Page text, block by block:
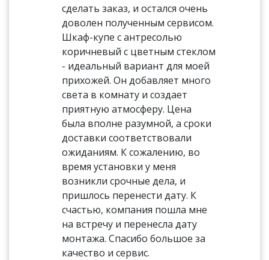
сделать заказ, и остался очень
доволен полученным сервисом.
Шкаф-купе с антресолью
коричневый с цветным стеклом
- идеальный вариант для моей
прихожей. Он добавляет много
света в комнату и создает
приятную атмосферу. Цена
была вполне разумной, а сроки
доставки соответствовали
ожиданиям. К сожалению, во
время установки у меня
возникли срочные дела, и
пришлось перенести дату. К
счастью, компания пошла мне
на встречу и перенесла дату
монтажа. Спасибо большое за
качество и сервис.